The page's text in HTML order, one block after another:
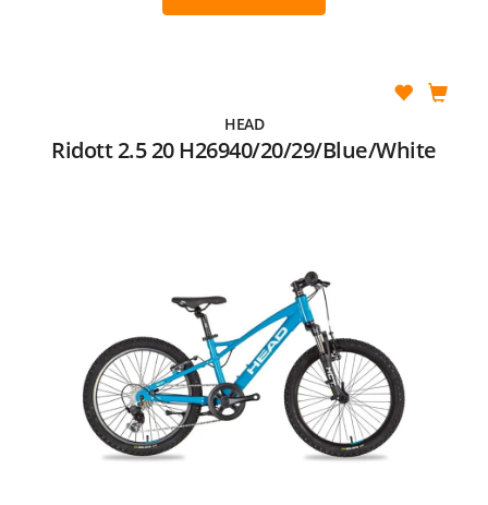
HEAD
Ridott 2.5 20 H26940/20/29/Blue/White